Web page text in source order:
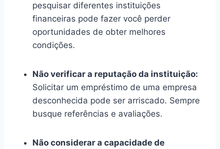
pesquisar diferentes instituições
financeiras pode fazer você perder
oportunidades de obter melhores
condições.
Não verificar a reputação da instituição:
Solicitar um empréstimo de uma empresa
desconhecida pode ser arriscado. Sempre
busque referências e avaliações.
Não considerar a capacidade de